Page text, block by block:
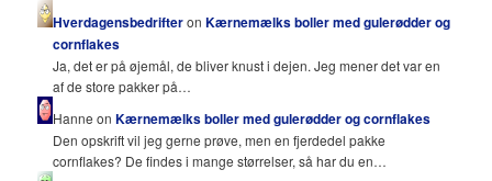
HverdagensbedrifteronKærnemælks boller med gulerødder og
cornflakes
Ja, det er på øjemål, de bliver knust i dejen. Jeg mener det var en
af de store pakker på…
Hanne onKærnemælks boller med gulerødder og cornflakes
Den opskrift vil jeg gerne prøve, men en fjerdedel pakke
cornflakes? De findes i mange størrelser, så har du en…